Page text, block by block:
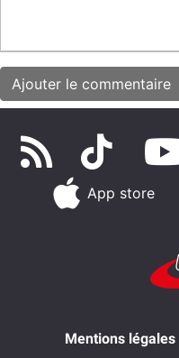
App store
Mentions légales